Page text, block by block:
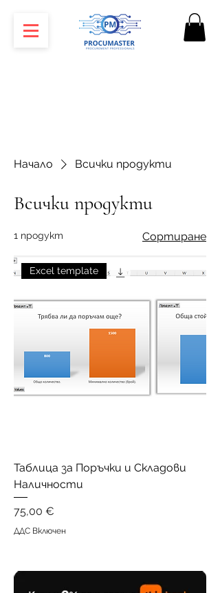
Начало Всички продукти
Всички продукти
1 продукт Сортиране
Excel template
Таблица за Поръчки и Складови
Наличности
Цена
75,00 €
ДДС Включен